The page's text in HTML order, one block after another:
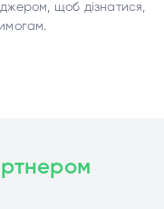
щоб дізнатиcя,